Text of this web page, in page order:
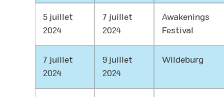
5 juillet
2024
7 juillet
2024
Awakenings
Festival
7 juillet
2024
9 juillet
2024
Wildeburg